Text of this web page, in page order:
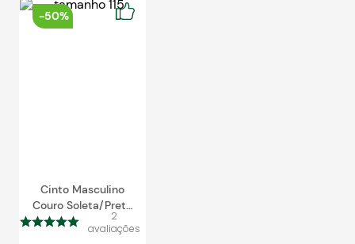
-50%
Cinto Masculino
Couro Soleta/Preto
2030
2
avaliações